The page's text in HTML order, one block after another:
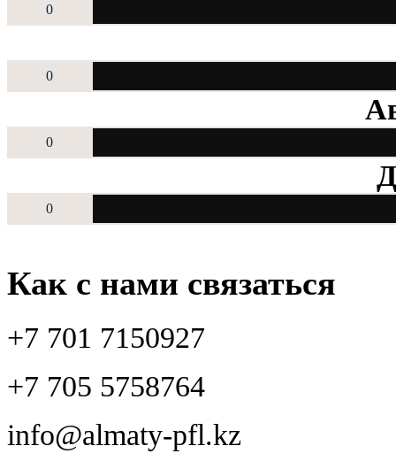
0
0
0
0
Как с нами связаться
+7 701 7150927
+7 705 5758764
info@almaty-pfl.kz